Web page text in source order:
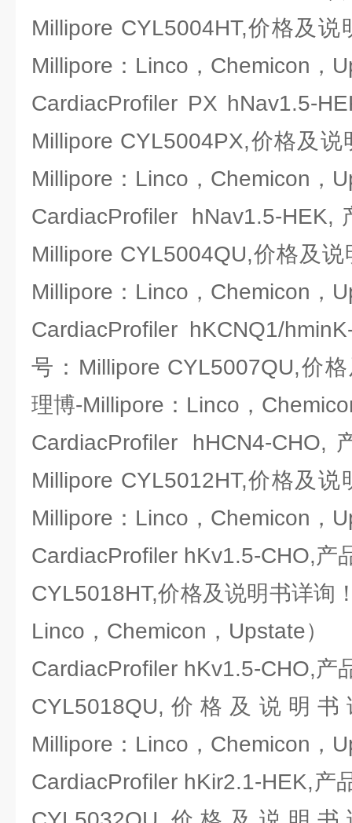
Millipore CYL5004HT,价格及
Millipore：Linco，Chemicon，
CardiacProfiler PX hNav1.5-
Millipore CYL5004PX,价格及
Millipore：Linco，Chemicon，
CardiacProfiler hNav1.5-
Millipore CYL5004QU,价格及
Millipore：Linco，Chemicon，
CardiacProfiler hKCNQ1/
号：Millipore CYL5007QU,价
理博-Millipore：Linco，
CardiacProfiler hHCN4-
Millipore CYL5012HT,价格及
Millipore：Linco，Chemicon，
CardiacProfiler hKv1.5-CHO,产
CYL5018HT,价格及说明书详询
Linco，Chemicon，Upstate）
CardiacProfiler hKv1.5-CHO,产
CYL5018QU,价格及说明
Millipore：Linco，Chemicon，
CardiacProfiler hKir2.1-HEK,产